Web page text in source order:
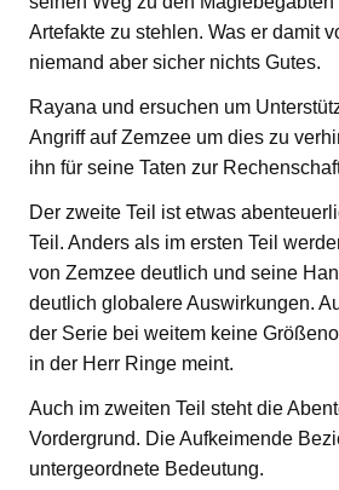
Artefakte zu stehlen. Was er damit
niemand aber sicher nichts Gutes.
Rayana und ersuchen um
Angriff auf Zemzee um dies zu
ihn für seine Taten zur
Der zweite Teil ist etwas
Teil. Anders als im ersten Teil
von Zemzee deutlich und seine
deutlich globalere Auswirkungen.
der Serie bei weitem keine
in der Herr Ringe meint.
Auch im zweiten Teil steht die
Vordergrund. Die Aufkeimende
untergeordnete Bedeutung.